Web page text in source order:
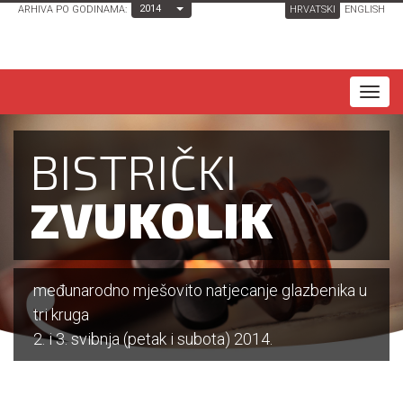
ARHIVA PO GODINAMA: 2014 Toggle Dropdown HRVATSKI ENGLISH
T
a
g
a
BISTRIČKI
ZVUKOLIK
međunarodno mješovito natjecanje glazbenika u
tri kruga
2. i 3. svibnja (petak i subota) 2014.